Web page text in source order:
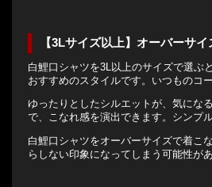
【3Lサイズ以上】オーバーサ
白鯉口シャツを3L以上のサイズで選ぶ
おすすめのスタイルです。いつものコ
ゆったりとしたシルエットが、気にな
で、こなれ感を演出できます。シンプ
白鯉口シャツをオーバーサイズで着こ
らしない印象になってしまう可能性が